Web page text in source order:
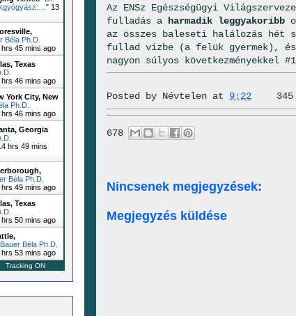
Az ENSz Egészségügyi
fulladás a
harmadik leggyakoribb
az összes baleseti halálozás hét
fullad vízbe (a felük gyermek),
nagyon súlyos következményekkel
Posted by Névtelen at 9:22 345
678
Nincsenek megjegyzések:
Megjegyzés küldése
" 13
Béla Ph.D.
hrs 45 mins ago
Texas
hrs 46 mins ago
York City, New
Ph.D.
hrs 46 mins ago
Georgia
hrs 49 mins
Béla Ph.D.
hrs 49 mins ago
Texas
hrs 50 mins ago
Béla Ph.D.
hrs 53 mins ago
Tracking ON